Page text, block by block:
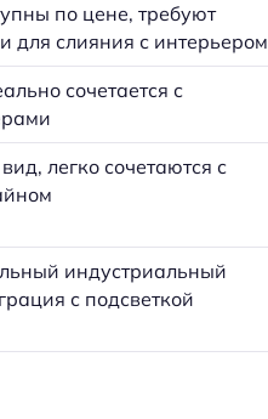
по цене, требуют
для слияния с интерьером
сочетается с
легко сочетаются с
индустриальный
с подсветкой